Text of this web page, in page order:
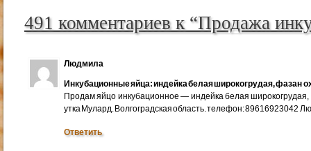
491 комментариев к “Продажа
Людмила
Инкубационные яйца: индейка белая широкогрудая, фазан
Продам яйцо инкубационное — индейка белая
утка Мулард. Волгоградская область. телефон: 89616923042
Ответить